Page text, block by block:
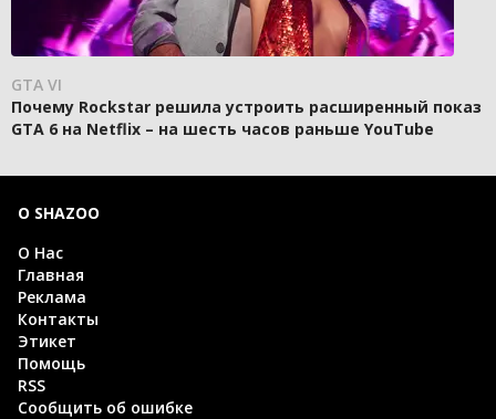
GTA VI
Почему Rockstar решила устроить расширенный показ
GTA 6 на Netflix – на шесть часов раньше YouTube
О SHAZOO
О Нас
Главная
Реклама
Контакты
Этикет
Помощь
RSS
Сообщить об ошибке